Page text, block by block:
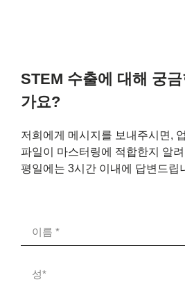
STEM 수출에 대해 궁
가요?
저희에게 메시지를 보내주시면,
파일이 마스터링에 적합한지 알
평일에는 3시간 이내에 답변드립